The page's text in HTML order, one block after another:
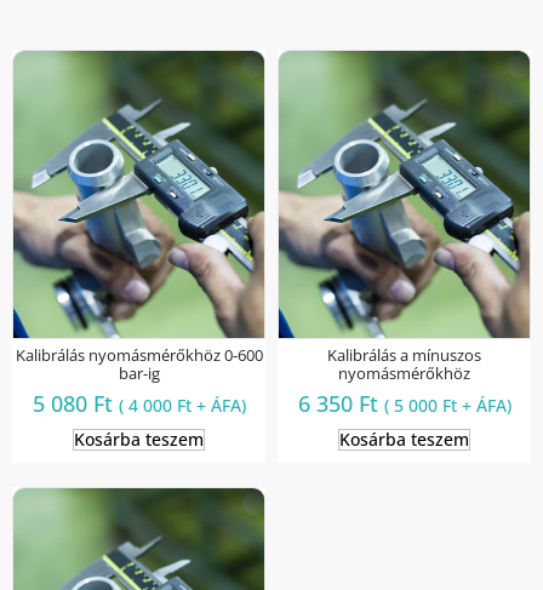
Kalibrálás nyomásmérőkhöz 0-600
bar-ig
5 080 Ft ( 4 000 Ft+ ÁFA)
Kosárba teszem
Kalibrálás a mínuszos
nyomásmérőkhöz
6 350 Ft ( 5 000 Ft+ ÁFA)
Kosárba teszem